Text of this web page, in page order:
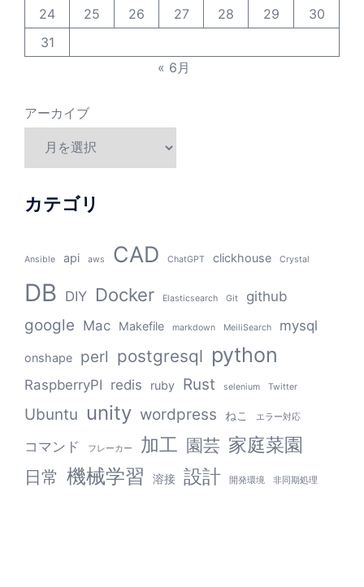
24
25 26 27 28 29
30
31
« 6月
アーカイブ
カテゴリ
Ansible api aws CAD ChatGPT clickhouse Crystal
DB DIY Docker Elasticsearch Git github
google Mac Makefile markdown MeiliSearch mysql
onshape perl postgresql python
RaspberryPI redis ruby Rust selenium Twitter
Ubuntu unity wordpress ねこ エラー対応
コマンド フレーカー 加工 園芸 家庭菜園
日常 機械学習 溶接 設計 開発環境 非同期処理